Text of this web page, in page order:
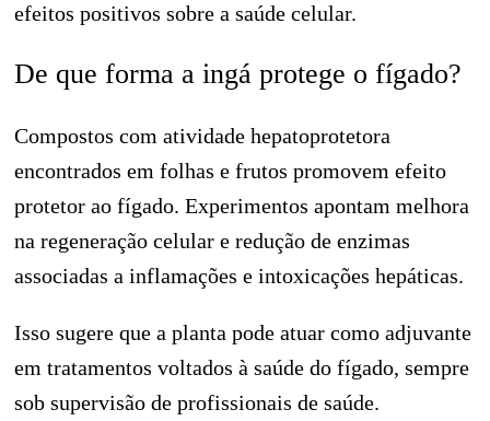
efeitos positivos sobre a saúde celular.
De que forma a ingá protege o fígado?
Compostos com atividade hepatoprotetora
encontrados em folhas e frutos promovem efeito
protetor ao fígado. Experimentos apontam melhora
na regeneração celular e redução de enzimas
associadas a inflamações e intoxicações hepáticas.
Isso sugere que a planta pode atuar como adjuvante
em tratamentos voltados à saúde do fígado, sempre
sob supervisão de profissionais de saúde.